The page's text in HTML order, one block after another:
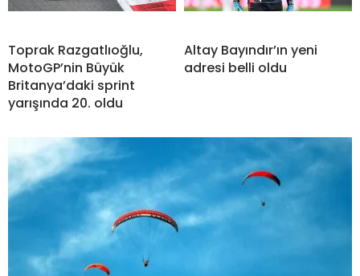
Toprak Razgatlıoğlu,
MotoGP’nin Büyük
Britanya’daki sprint
yarışında 20. oldu
Altay Bayındır’ın yeni
adresi belli oldu